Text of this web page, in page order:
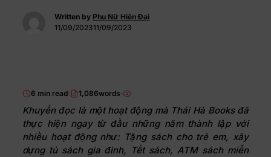
Written by Phụ Nữ Hiện Đại
11/09/202311/09/2023
6 min read 1,086words
Khuyến đọc là một hoạt động mà Thái Hà Books đã
thực hiện ngay từ đầu những năm thành lập với
nhiều hoạt động như: Tặng sách cho trẻ em, xây
dựng tủ sách gia đình, Tết sách, ATM sách miễn